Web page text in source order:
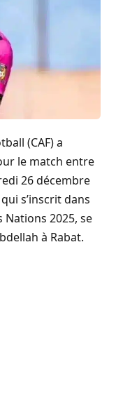
(CAF) a
le match entre
26 décembre
s’inscrit dans
Nations 2025, se
à Rabat.